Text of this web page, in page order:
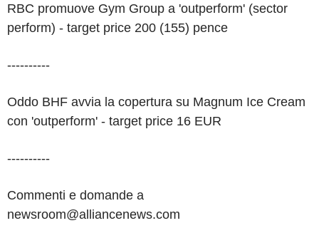
RBC promuove Gym Group a 'outperform' (sector
perform) - target price 200 (155) pence
----------
Oddo BHF avvia la copertura su Magnum Ice Cream
con 'outperform' - target price 16 EUR
----------
Commenti e domande a
newsroom@alliancenews.com